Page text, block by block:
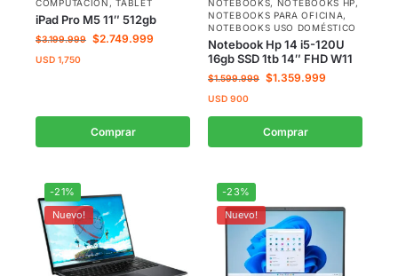
COMPUTACIÓN ,TABLET
iPad Pro M5 11″ 512gb
$3.199.999 $2.749.999
USD 1,750
Comprar
NOTEBOOKS, NOTEBOOKS HP,
NOTEBOOKS PARA OFICINA,
NOTEBOOKS USO DOMÉSTICO
Notebook Hp 14 i5-120U
16gb SSD 1tb 14″ FHD W11
$1.599.999 $1.359.999
USD 900
Comprar
-21%
Nuevo!
-23%
Nuevo!